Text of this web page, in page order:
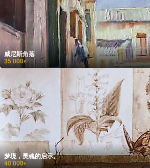
威尼斯角落
35 000₽
梦境，灵魂的启示。
40 000₽